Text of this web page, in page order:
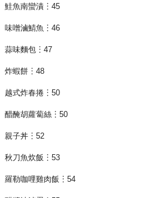
鮭魚南蠻漬︙45
味噌滷鯖魚︙46
蒜味麵包︙47
炸蝦餅︙48
越式炸春捲︙50
醋醃胡蘿蔔絲︙50
親子丼︙52
秋刀魚炊飯︙53
羅勒咖哩雞肉飯︙54